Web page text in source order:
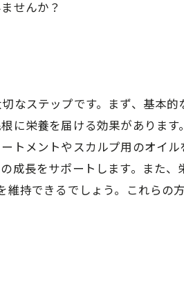
せんか？
なステップです。まず、基本的
に栄養を届ける効果があります
トメントやスカルプ用のオイ
成長をサポートします。また、
持できるでしょう。これらの